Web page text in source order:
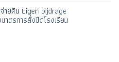
ายคืน Eigen bijdrage
ตรการสั่งปิดโรงเรียน